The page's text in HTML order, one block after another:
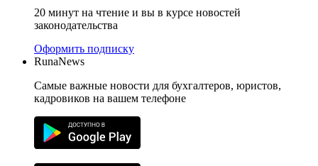
20 минут на чтение и вы в курсе новостей
законодательства
Оформить подписку
RunaNews
Самые важные новости для бухгалтеров, юристов,
кадровиков на вашем телефоне